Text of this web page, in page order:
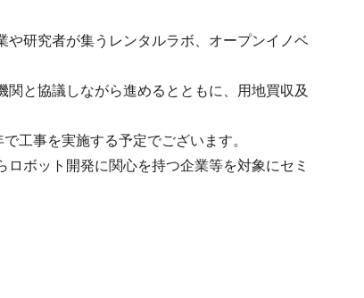
研究者が集うレンタルラボ、オープンイノベ
と協議しながら進めるとともに、用地買収及
工事を実施する予定でございます。
ボット開発に関心を持つ企業等を対象にセミ